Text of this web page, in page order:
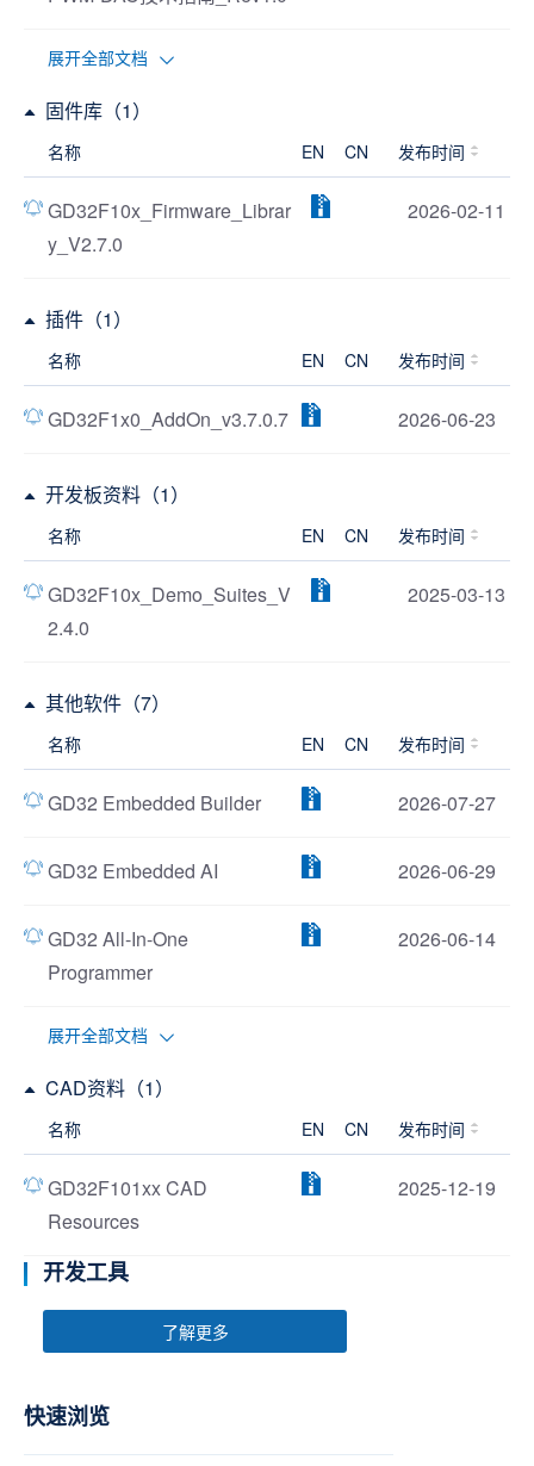
展开全部文档
固件库（1）
名称 EN CN 发布时间
GD32F10x_Firmware_Librar
y_V2.7.0
2026-02-11
插件（1）
名称 EN CN 发布时间
GD32F1x0_AddOn_v3.7.0.7 2026-06-23
开发板资料（1）
名称 EN CN 发布时间
GD32F10x_Demo_Suites_V
2.4.0
2025-03-13
其他软件（7）
名称 EN CN 发布时间
GD32 Embedded Builder 2026-07-27
GD32 Embedded AI 2026-06-29
GD32 All-In-One
Programmer
2026-06-14
展开全部文档
CAD资料（1）
名称 EN CN 发布时间
GD32F101xx CAD
Resources
2025-12-19
开发工具
了解更多
快速浏览